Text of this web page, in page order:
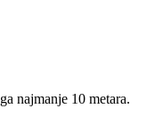
najmanje 10 metara.